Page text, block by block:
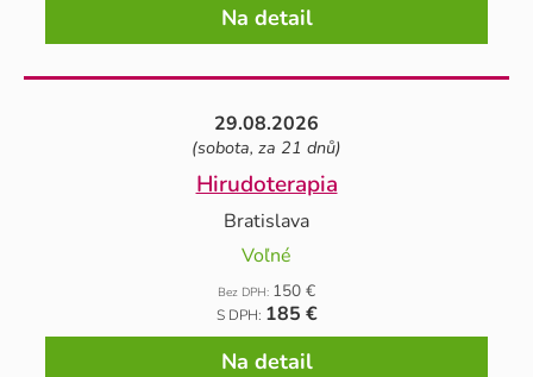
Na detail
29.08.2026
(sobota, za 21 dnů)
Hirudoterapia
Bratislava
Voľné
Bez DPH: 150 €
S DPH: 185 €
Na detail